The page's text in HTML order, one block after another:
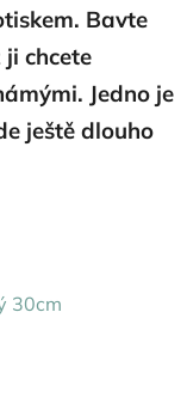
Bavte
chcete
Jedno je
ještě dlouho
30cm